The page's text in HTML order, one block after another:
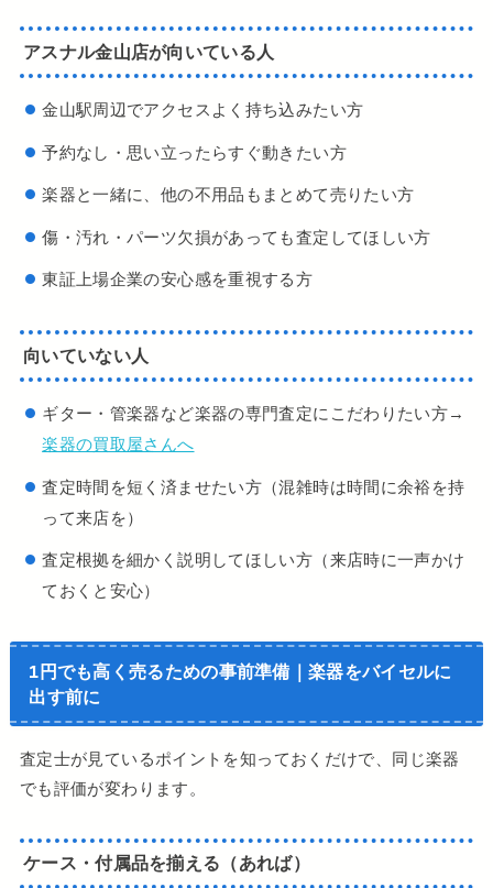
アスナル金山店が向いている人
金山駅周辺でアクセスよく持ち込みたい方
予約なし・思い立ったらすぐ動きたい方
楽器と一緒に、他の不用品もまとめて売りたい方
傷・汚れ・パーツ欠損があっても査定してほしい方
東証上場企業の安心感を重視する方
向いていない人
ギター・管楽器など楽器の専門査定にこだわりたい方→
楽器の買取屋さんへ
査定時間を短く済ませたい方（混雑時は時間に余裕を持
って来店を）
査定根拠を細かく説明してほしい方（来店時に一声かけ
ておくと安心）
1円でも高く売るための事前準備｜楽器をバイセルに
出す前に
査定士が見ているポイントを知っておくだけで、同じ楽器
でも評価が変わります。
ケース・付属品を揃える（あれば）